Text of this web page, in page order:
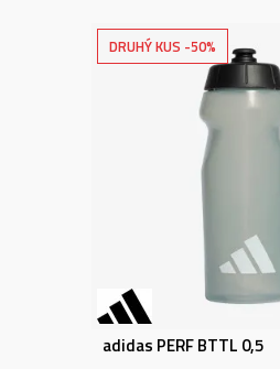
DRUHÝ KUS -50%
adidas PERF BTTL 0,5